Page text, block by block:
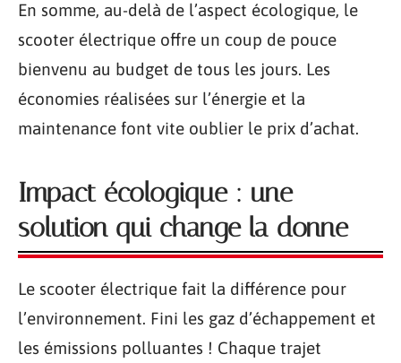
En somme, au-delà de l’aspect écologique, le
scooter électrique offre un coup de pouce
bienvenu au budget de tous les jours. Les
économies réalisées sur l’énergie et la
maintenance font vite oublier le prix d’achat.
Impact écologique : une
solution qui change la donne
Le scooter électrique fait la différence pour
l’environnement. Fini les gaz d’échappement et
les émissions polluantes ! Chaque trajet